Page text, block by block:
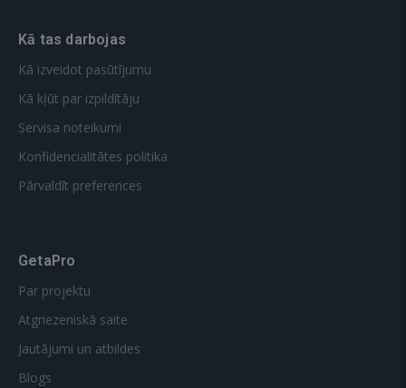
Kā tas darbojas
Kā izveidot pasūtījumu
Kā kļūt par izpildītāju
Servisa noteikumi
Konfidencialitātes politika
Pārvaldīt preferences
GetaPro
Par projektu
Atgriezeniskā saite
Jautājumi un atbildes
Blogs